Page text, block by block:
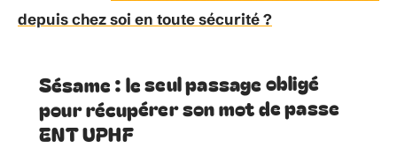
depuis chez soi en toute sécurité ?
Sésame : le seul passage obligé
pour récupérer son mot de passe
ENT UPHF